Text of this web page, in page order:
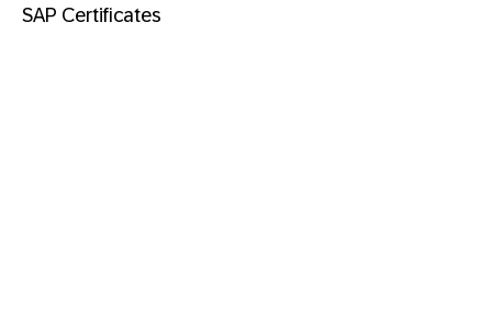
SAP Certificates